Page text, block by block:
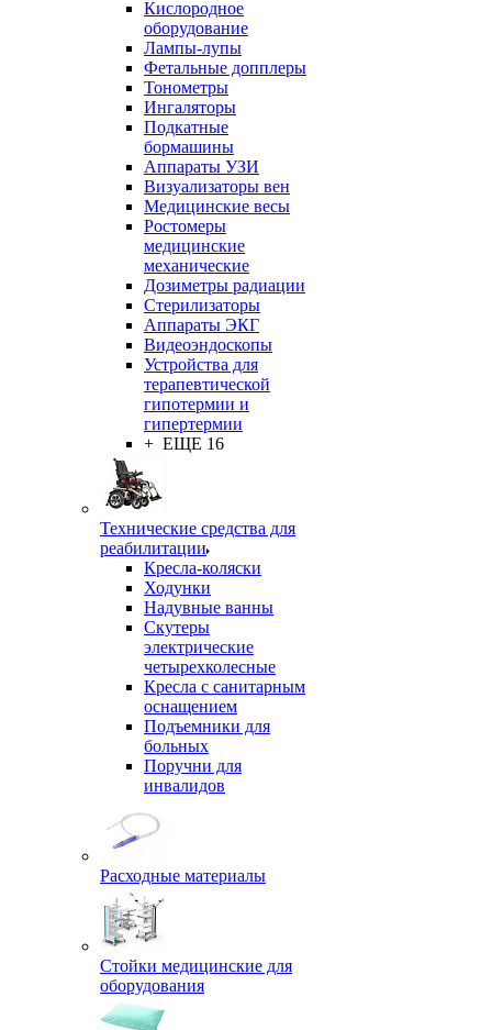
Кислородное
оборудование
Лампы-лупы
Фетальные допплеры
Тонометры
Ингаляторы
Подкатные
бормашины
Аппараты УЗИ
Визуализаторы вен
Медицинские весы
Ростомеры
медицинские
механические
Дозиметры радиации
Стерилизаторы
Аппараты ЭКГ
Видеоэндоскопы
Устройства для
терапевтической
гипотермии и
гипертермии
+ ЕЩЕ 16
Технические средства для
реабилитации
Кресла-коляски
Ходунки
Надувные ванны
Скутеры
электрические
четырехколесные
Кресла с санитарным
оснащением
Подъемники для
больных
Поручни для
инвалидов
Расходные материалы
Стойки медицинские для
оборудования